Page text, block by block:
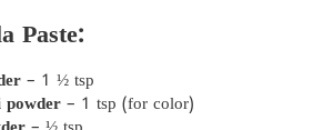
Paste:
– 1 ½ tsp
– 1 tsp (for color)